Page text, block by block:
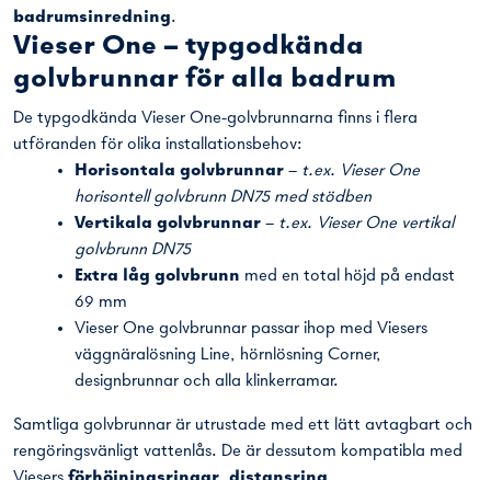
EAN: 6430066744695
Vieser Kaita Link sil och ram 1200 svart
RSK: 7130247
EAN: 6430066744725
Viesers produktsortiment – golvbrunnar,
linjeavlopp, designbrunnar och
badrumsprodukter
Vieser erbjuder ett omfattande sortiment av golvbrunnar och